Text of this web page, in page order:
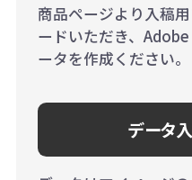
商品ページより入稿
ードいただき、
ータを作成ください。
データ